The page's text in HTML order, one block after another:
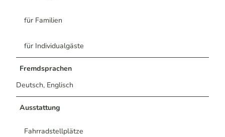
für Familien
für Individualgäste
Fremdsprachen
Deutsch, Englisch
Ausstattung
Fahrradstellplätze